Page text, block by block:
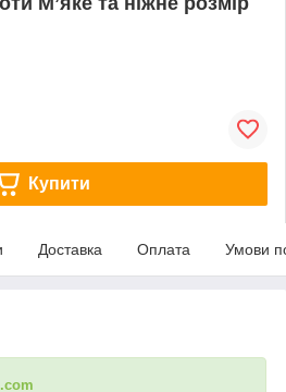
Купити
Доставка Оплата Умови